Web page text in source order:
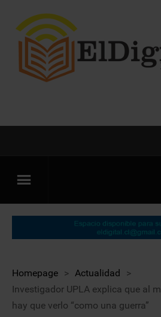
Homepage > Actualidad
>
Investigador UPLA explica que al
hay que verlo “como una guerra”